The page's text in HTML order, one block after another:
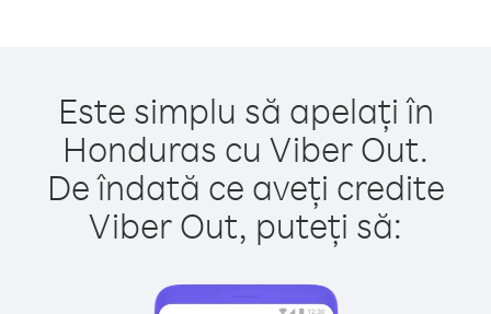
Este simplu să apelați în
Honduras cu Viber Out.
De îndată ce aveți credite
Viber Out, puteți să: